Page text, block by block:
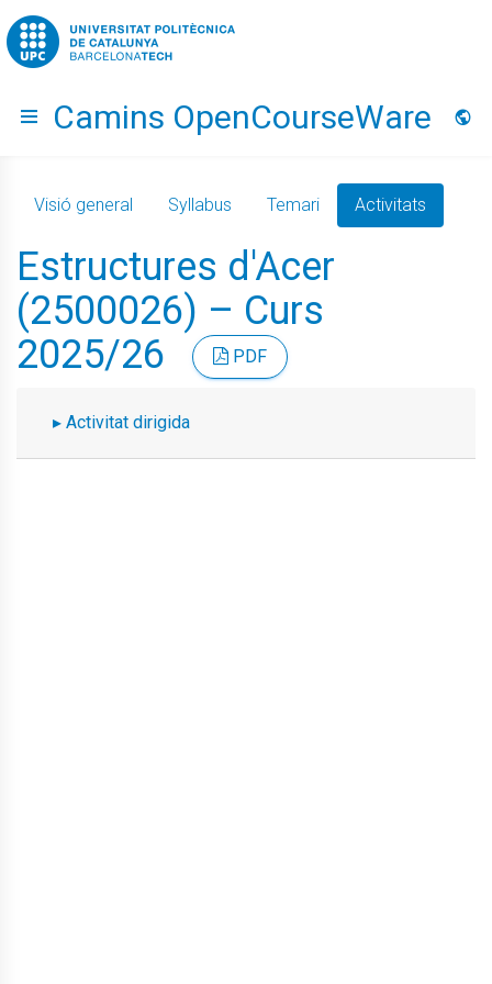
Go to upc.edu
Hide menu
Camins OpenCourseWare
Visió general Syllabus Temari Activitats
Estructures d'Acer
(2500026) – Curs
2025/26
PDF
Activitat dirigida